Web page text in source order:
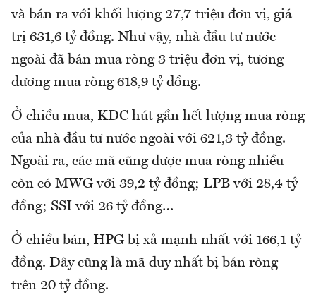
và bán ra với khối lượng 27,7 triệu đơn vị, giá
trị 631,6 tỷ đồng. Như vậy, nhà đầu tư nước
ngoài đã bán mua ròng 3 triệu đơn vị, tương
đương mua ròng 618,9 tỷ đồng.
Ở chiều mua, KDC hút gần hết lượng mua ròng
của nhà đầu tư nước ngoài với 621,3 tỷ đồng.
Ngoài ra, các mã cũng được mua ròng nhiều
còn có MWG với 39,2 tỷ đồng; LPB với 28,4 tỷ
đồng; SSI với 26 tỷ đồng…
Ở chiều bán, HPG bị xả mạnh nhất với 166,1 tỷ
đồng. Đây cũng là mã duy nhất bị bán ròng
trên 20 tỷ đồng.